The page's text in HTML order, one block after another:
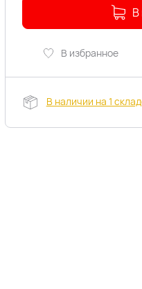
В
В избранное
В наличии на 1